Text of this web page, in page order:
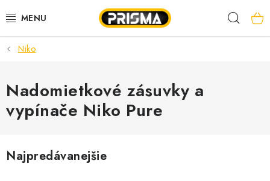
na
AKCIE
LED PÁSY
MODULÁRNE PRÍSTROJE
Niko
Nadomietkové zásuvky a
vypínače Niko Pure
Najpredávanejšie